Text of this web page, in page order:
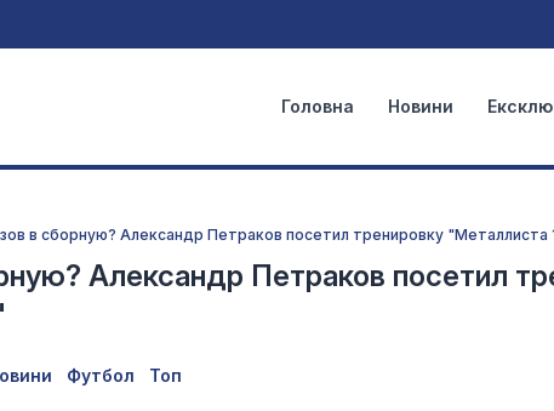
Головна Новини
в сборную? Александр Петраков посетил тренировку "Металлиста
Александр Петраков посетил
Футбол Топ